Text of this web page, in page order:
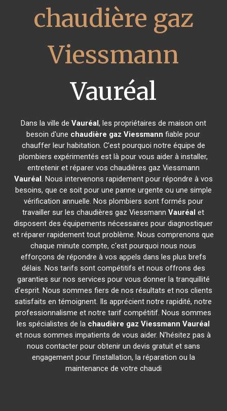
chaudière gaz
Viessmann
Vauréal
Dans la ville de Vauréal, les propriétaires de maison ont
besoin d'une chaudière gaz Viessmann fiable pour
chauffer leur habitation. C'est pourquoi notre équipe de
plombiers expérimentés est là pour vous aider à installer,
entretenir et réparer vos chaudières gaz Viessmann
Vauréal. Nous intervenons rapidement pour répondre à vos
besoins, que ce soit pour une panne urgente ou une simple
vérification annuelle. Nos plombiers sont formés pour
travailler sur les chaudières gaz ViessmannVauréal et
disposent des équipements nécessaires pour diagnostiquer
et réparer rapidement tout problème. Nous comprenons que
chaque minute compte, c'est pourquoi nous nous
efforçons de répondre à vos appels dans les plus brefs
délais. Nos tarifs sont compétitifs et nous offrons des
garanties sur nos services pour vous donner la tranquillité
d'esprit. Nous sommes fiers de nos résultats et nos clients
satisfaits en témoignent. Ils apprécient notre rapidité, notre
professionnalisme et notre tarif compétitif. Nous sommes
les spécialistes de la chaudière gaz Viessmann Vauréal
et nous sommes impatients de vous aider. N'hésitez pas à
nous contacter pour obtenir un devis gratuit et sans
engagement pour l'installation, la réparation ou la
maintenance de votre chaudi